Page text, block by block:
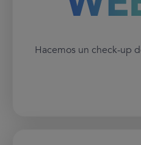
Hacemos un check-up